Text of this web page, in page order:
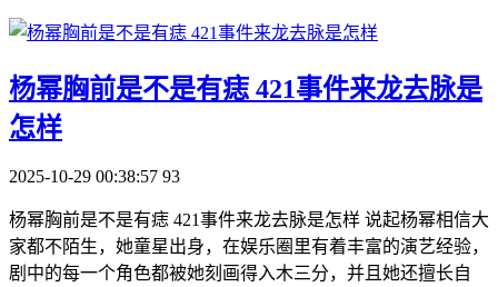
​杨幂胸前是不是有痣 421事件来龙去脉是
怎样
2025-10-29 00:38:57 93
杨幂胸前是不是有痣 421事件来龙去脉是怎样 说起杨幂相信大
家都不陌生，她童星出身，在娱乐圈里有着丰富的演艺经验，
剧中的每一个角色都被她刻画得入木三分，并且她还擅长自